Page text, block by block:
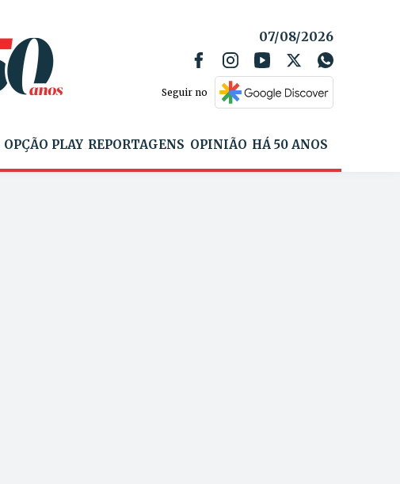
07/08/2026
Seguir no
OPÇÃO PLAY REPORTAGENS OPINIÃO HÁ 50 ANOS